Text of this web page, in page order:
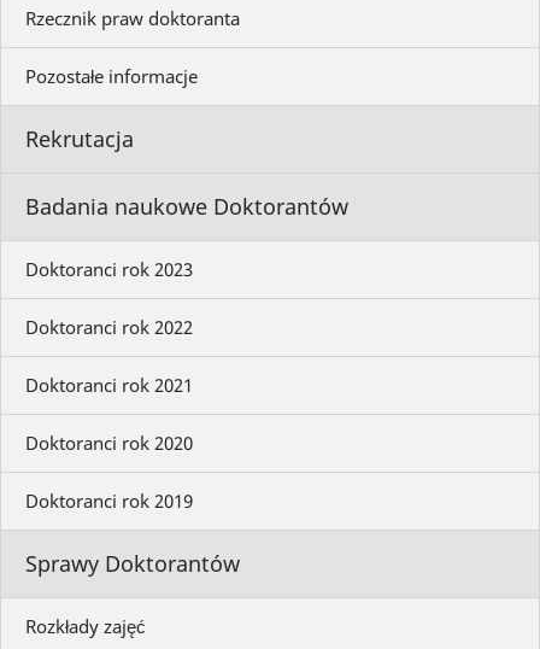
Rzecznik praw doktoranta
Pozostałe informacje
Rekrutacja
Badania naukowe Doktorantów
Doktoranci rok 2023
Doktoranci rok 2022
Doktoranci rok 2021
Doktoranci rok 2020
Doktoranci rok 2019
Sprawy Doktorantów
Rozkłady zajęć